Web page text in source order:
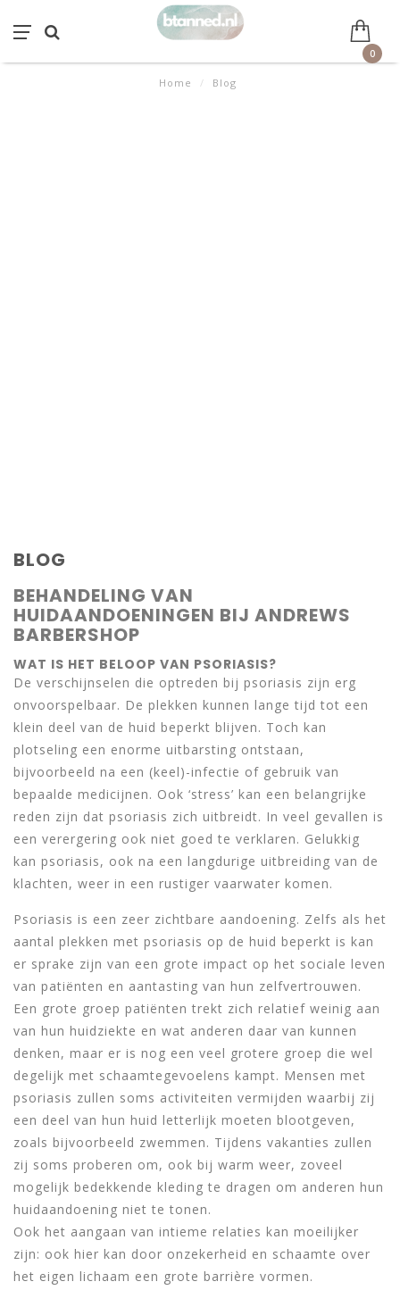
0
Home / Blog
BLOG
BEHANDELING VAN
HUIDAANDOENINGEN BIJ ANDREWS
BARBERSHOP
WAT IS HET BELOOP VAN PSORIASIS?
De verschijnselen die optreden bij psoriasis zijn erg
onvoorspelbaar. De plekken kunnen lange tijd tot een
klein deel van de huid beperkt blijven. Toch kan
plotseling een enorme uitbarsting ontstaan,
bijvoorbeeld na een (keel)-infectie of gebruik van
bepaalde medicijnen. Ook ‘stress’ kan een belangrijke
reden zijn dat psoriasis zich uitbreidt. In veel gevallen is
een verergering ook niet goed te verklaren. Gelukkig
kan psoriasis, ook na een langdurige uitbreiding van de
klachten, weer in een rustiger vaarwater komen.
Psoriasis is een zeer zichtbare aandoening. Zelfs als het
aantal plekken met psoriasis op de huid beperkt is kan
er sprake zijn van een grote impact op het sociale leven
van patiënten en aantasting van hun zelfvertrouwen.
Een grote groep patiënten trekt zich relatief weinig aan
van hun huidziekte en wat anderen daar van kunnen
denken, maar er is nog een veel grotere groep die wel
degelijk met schaamtegevoelens kampt. Mensen met
psoriasis zullen soms activiteiten vermijden waarbij zij
een deel van hun huid letterlijk moeten blootgeven,
zoals bijvoorbeeld zwemmen. Tijdens vakanties zullen
zij soms proberen om, ook bij warm weer, zoveel
mogelijk bedekkende kleding te dragen om anderen hun
huidaandoening niet te tonen.
Ook het aangaan van intieme relaties kan moeilijker
zijn: ook hier kan door onzekerheid en schaamte over
het eigen lichaam een grote barrière vormen.